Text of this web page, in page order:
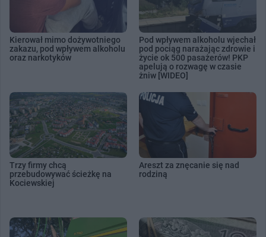
Kierował mimo dożywotniego
zakazu, pod wpływem alkoholu
oraz narkotyków
Pod wpływem alkoholu wjechał
pod pociąg narażając zdrowie i
życie ok 500 pasażerów! PKP
apelują o rozwagę w czasie
żniw [WIDEO]
Trzy firmy chcą
przebudowywać ścieżkę na
Kociewskiej
Areszt za znęcanie się nad
rodziną